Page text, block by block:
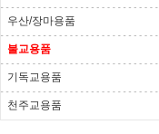
우산/장마용품
불교용품
기독교용품
천주교용품